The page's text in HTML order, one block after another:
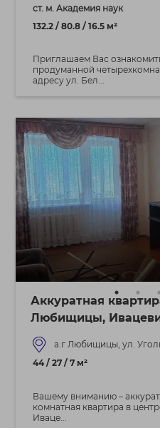
ст. м. Академия наук
132.2 / 80.8 / 16.5 м²
Приглашаем Вас
продуманной
адресу ул. Бел...
Аккуратная
Любищицы,
а.г Любищицы, ул.
44 / 27 / 7 м²
Вашему вниманию –
комнатная квартира в
Иваце...